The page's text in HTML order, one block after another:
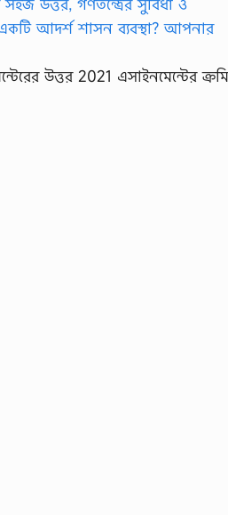
উত্তর 2021 এসাইনমেন্টের